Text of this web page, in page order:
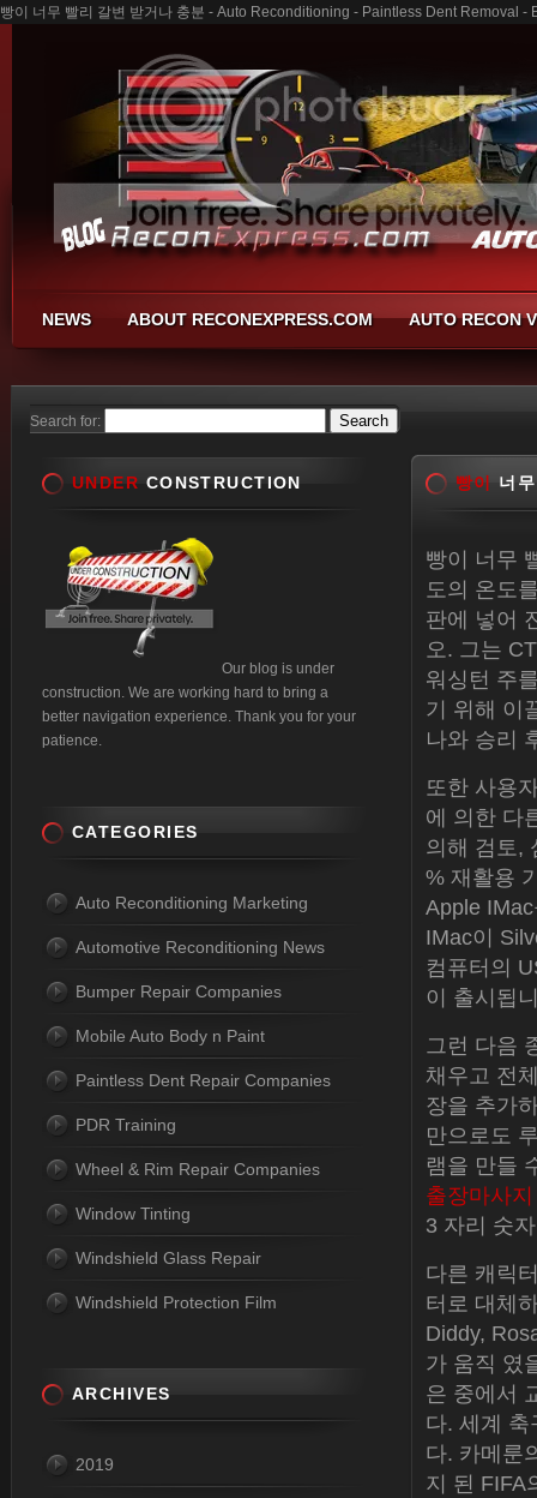
빵이 너무 빨리 갈변 받거나 충분 - Auto Reconditioning - Paintless Dent Removal -
NEWS ABOUT RECONEXPRESS.COM AUTO RECON
Search for:
빵이 너
빵이 너무
도의 온도
판에 넣어
오. 그는
워싱턴 주
기 위해 이
나와 승리
또한 사용
에 의한 다
의해 검토,
% 재활용
Apple
IMac이
컴퓨터의
이 출시됩
그런 다음
채우고 전
장을 추가
만으로도
램을 만들
출장마사지
3 자리 숫
다른 캐릭
터로 대체
Diddy,
가 움직 였
은 중에서
다. 세계
다. 카메룬
지 된 FIFA
UNDER CONSTRUCTION
Our blog is under
construction. We are working hard to bring a
better navigation experience. Thank you for your
patience.
CATEGORIES
Auto Reconditioning Marketing
Automotive Reconditioning News
Bumper Repair Companies
Mobile Auto Body n Paint
Paintless Dent Repair Companies
PDR Training
Wheel & Rim Repair Companies
Window Tinting
Windshield Glass Repair
Windshield Protection Film
ARCHIVES
2019